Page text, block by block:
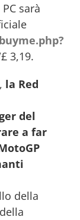
sarà
3,19.
la Red
del
a far
della